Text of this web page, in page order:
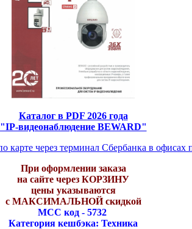
Каталог в PDF 2026 года
"IP-видеонаблюдение BEWARD"
При оформлении заказа
на сайте через КОРЗИНУ
цены указываются
с МАКСИМАЛЬНОЙ скидкой
МСС код - 5732
Категория кешбэка: Техника